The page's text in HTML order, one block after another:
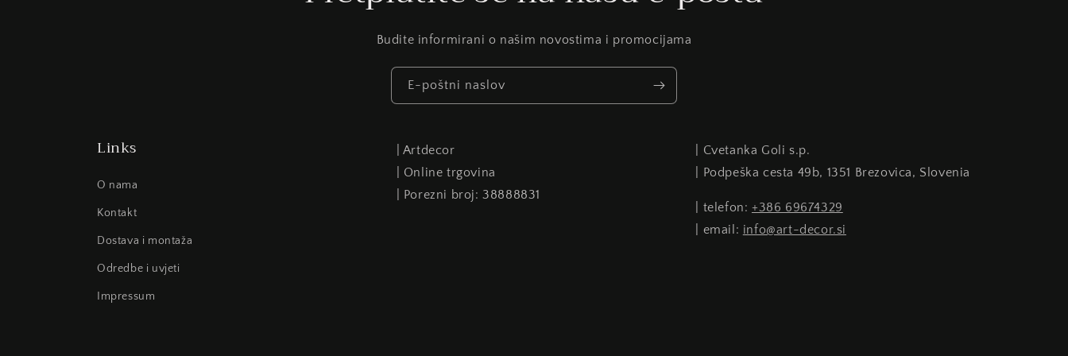
Budite informirani o našim novostima i promocijama
E-poštni naslov
Links
O nama
Kontakt
Dostava i montaža
Odredbe i uvjeti
Impressum
| Artdecor
| Online trgovina
| Porezni broj: 38888831
| Cvetanka Goli s.p.
| Podpeška cesta 49b, 1351 Brezovica, Slovenia
| telefon: +386 69674329
| email: info@art-decor.si